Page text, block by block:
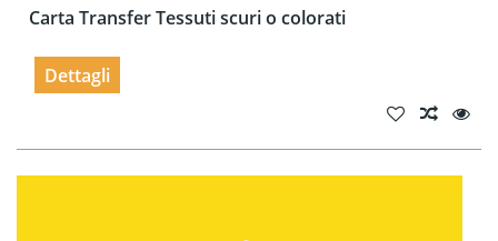
Carta Transfer Tessuti scuri o colorati
Dettagli